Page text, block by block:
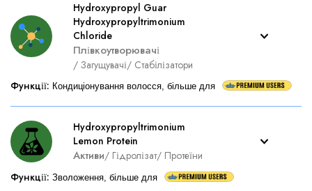
Hydroxypropyl Guar
Hydroxypropyltrimonium
Chloride
Плівкоутворювачі
/ Загущувачі/ Стабілізатори
Функції: Кондиціонування волосся, більше для
Hydroxypropyltrimonium
Lemon Protein
Активи/ Гідролізат/ Протеїни
Функції: Зволоження, більше для